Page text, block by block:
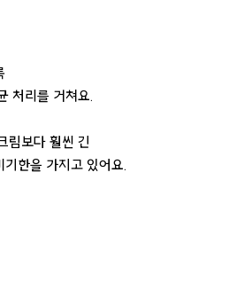
처리를 거쳐요.
림보다 훨씬 긴
한을 가지고 있어요.